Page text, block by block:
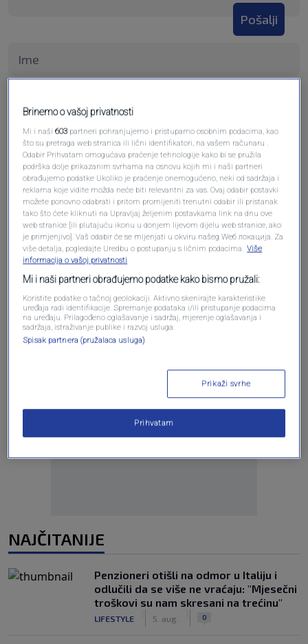
Pošalji
Pošalji komentar
Oglas
Oglas
NAJČITANIJE
Penzioneri otišli na odmor u Italiju i
odlučili da se više ne vraćaju: "Mjesečni
troškovi su nam skresani na trećinu"
LIFESTYLE 5. aug. 0
Brinemo o vašoj privatnosti
Mi i naši603 partneri pohranjujemo i pristupamo osobnim podacima, kao
što su pretraga web stranica ili lični identifikatori, na vašem računaru .
Odabir Prihvatam omogućava praćenje tehnologije kako bi se pružila
podrška dolje prikazanim svrhama na osnovu kojih mi i naši partneri
obrađujemo podatke Ukoliko je praćenje onemogućeno, neki od sadržaja i
reklama koje vidite možda neće biti relevantni za vas. Ovaj odabir postavki
možete ponovno odabrati i pritom promijeniti trenutni odabir ili pristanak
tako što ćete kliknuti na Upravljaj željenim postavkama link na dnu ove
web stranice [ili plutajuću ikonu u donjem lijevom dijelu web stranice, ako
je primjenjivo]. Vaš odabir će se mijenjati u okviru našeg Wеб локација. Za
više detalja, pogledajte Uredbu o postupanju s ličnim podacima. Više
informacija o vašoj privatnosti
Mi i naši partneri obrađujemo podatke kako bismo pružali:
Koristite podatke o tačnoj geolokaciji. Aktivno skenirajte karakteristike
uređaja radi identifikacije. Spremanje podataka i/ili pristupanje podacima
na uređaju. Prilagođeno oglašavanje i sadržaj, mjerenje oglašavanja i
sadržaja, istraživanje publike i razvoj usluga.
Spisak partnera (pružalaca usluga)
Prikaži svrhe
Prihvatam